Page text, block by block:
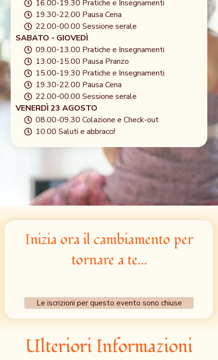
16.00-19.30 Pratiche e Insegnamenti
19.30-22.00 Pausa Cena
22.00-00.00 Sessione serale
SABATO - GIOVEDÌ
09.00-13.00 Pratiche e Insegnamenti
13.00-15.00 Pausa Pranzo
15.00-19.30 Pratiche e Insegnamenti
19.30-22.00 Pausa Cena
22.00-00.00 Sessione serale
VENERDÌ 23 AGOSTO
08.00-09.30 Colazione e Check-out
10.00 Saluti e abbracci!
Inizia ora il cambiamento per
tornare a te…
Le iscrizioni per questo evento sono chiuse
Ulteriori Informazioni